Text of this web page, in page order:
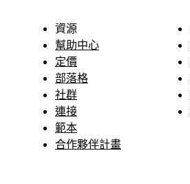
資源
幫助中心
定價
部落格
社群
連接
範本
合作夥伴計畫